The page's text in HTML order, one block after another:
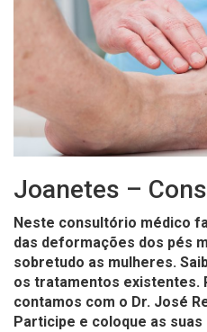
Joanetes –
Neste consultório médico
das deformações dos pés
sobretudo as mulheres.
os tratamentos existentes.
contamos com o Dr. José
Participe e coloque as